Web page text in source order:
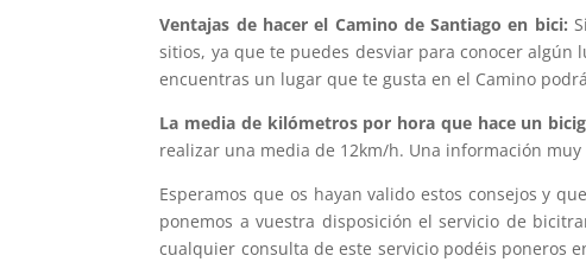
Ventajas de hacer el Camino de Santiago en bici:
sitios, ya que te puedes desviar para conocer
encuentras un lugar que te gusta en el Camino
La media de kilómetros por hora que hace un
realizar una media de 12km/h. Una información
Esperamos que os hayan valido estos consejos y
ponemos a vuestra disposición el servicio de
cualquier consulta de este servicio podéis poneros